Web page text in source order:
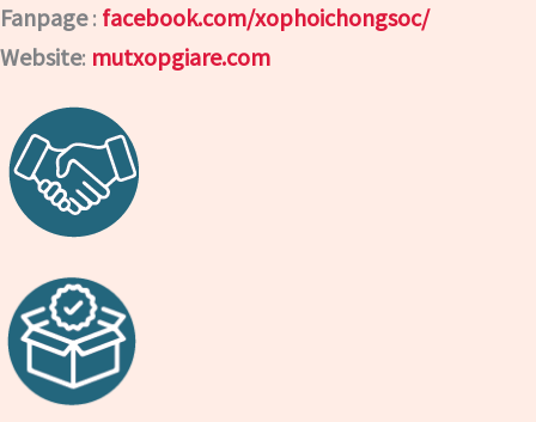
Fanpage: facebook.com/xophoichongsoc/
Website: mutxopgiare.com